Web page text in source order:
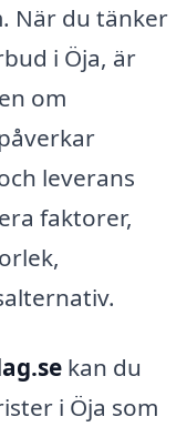
När du tänker
i Öja, är
om
leverans
faktorer,
kan du
i Öja som